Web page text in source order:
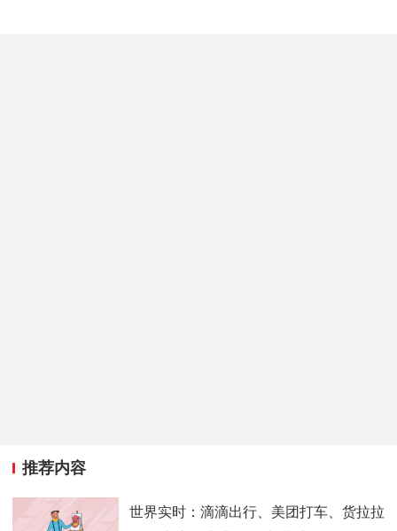
推荐内容
世界实时：滴滴出行、美团打车、货拉拉